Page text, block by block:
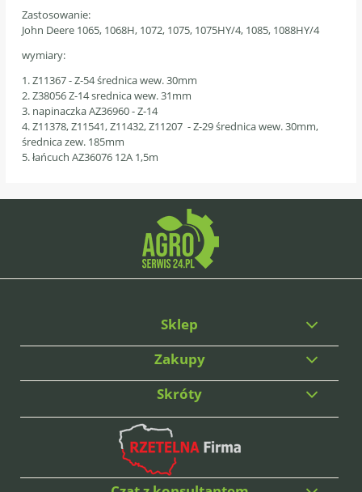
Zastosowanie:
John Deere 1065, 1068H, 1072, 1075, 1075HY/4, 1085, 1088HY/4
wymiary:
1. Z11367 - Z-54 średnica wew. 30mm
2. Z38056 Z-14 srednica wew. 31mm
3. napinaczka AZ36960 - Z-14
4. Z11378, Z11541, Z11432, Z11207 - Z-29 średnica wew. 30mm,
średnica zew. 185mm
5. łańcuch AZ36076 12A 1,5m
Sklep
Zakupy
Skróty